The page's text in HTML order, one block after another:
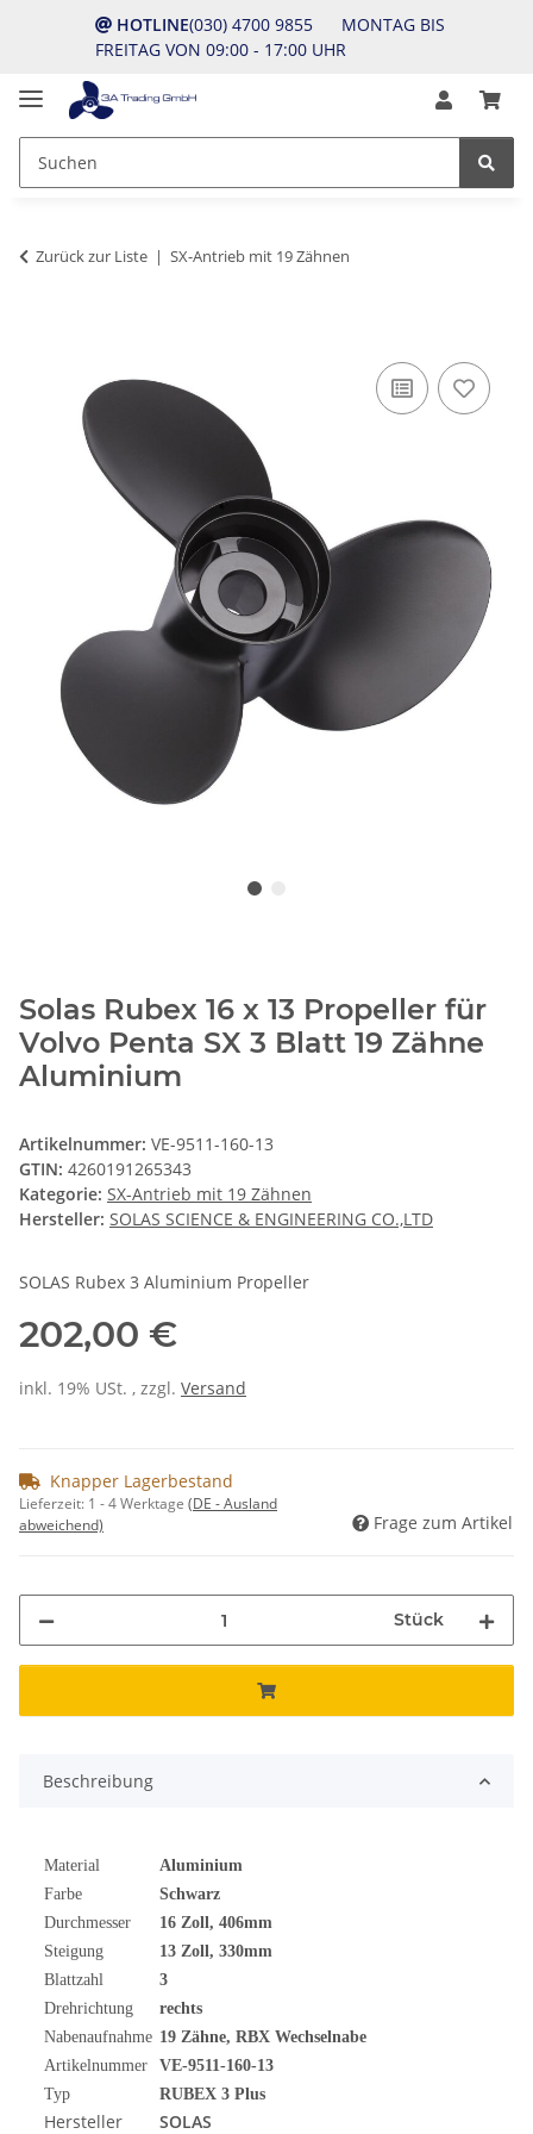
HOTLINE(030) 4700 9855 MONTAG BIS
FREITAG VON 09:00 - 17:00 UHR
Zurück zur Liste SX-Antrieb mit 19 Zähnen
Solas Rubex 16 x 13 Propeller für
Volvo Penta SX 3 Blatt 19 Zähne
Aluminium
Artikelnummer: VE-9511-160-13
GTIN: 4260191265343
Kategorie: SX-Antrieb mit 19 Zähnen
Hersteller: SOLAS SCIENCE & ENGINEERING CO.,LTD
SOLAS Rubex 3 Aluminium Propeller
202,00 €
inkl. 19% USt. , zzgl. Versand
Knapper Lagerbestand
Lieferzeit: 1 - 4 Werktage (DE - Ausland
abweichend)
Frage zum Artikel
Stück
Beschreibung
Material
Aluminium
Farbe
Schwarz
Durchmesser
16 Zoll, 406mm
Steigung
13 Zoll, 330mm
Blattzahl
3
Drehrichtung
rechts
Nabenaufnahme 19 Zähne, RBX Wechselnabe
Artikelnummer
VE-9511-160-13
Typ
RUBEX 3 Plus
Hersteller SOLAS